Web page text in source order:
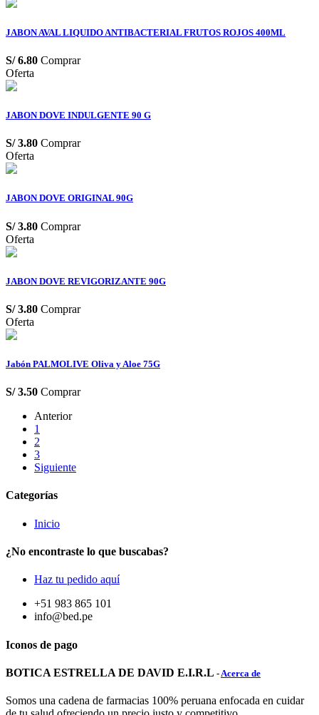
JABON AVAL LIQUIDO ANTIBACTERIAL FRUTOS ROJOS 400ML
S/6.80 Comprar
Oferta
JABON DOVE INDULGENTE 90 G
S/3.80 Comprar
Oferta
JABON DOVE ORIGINAL 90G
S/3.80 Comprar
Oferta
JABON DOVE REVIGORIZANTE 90G
S/3.80 Comprar
Oferta
Jabón PALMOLIVE Oliva y Aloe 75G
S/3.50 Comprar
Anterior
1
2
3
Siguiente
Categorías
Inicio
¿No encontraste lo que buscabas?
Haz tu pedido aquí
+51 983 865 101
info@bed.pe
Iconos de pago
BOTICA ESTRELLA DE DAVID E.I.R.L - Acerca de
Somos una cadena de farmacias 100% peruana enfocada en cuidar